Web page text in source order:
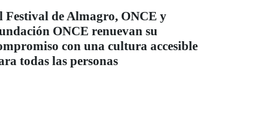
Festival de Almagro, ONCE y
ONCE renuevan su
con una cultura accesible
todas las personas